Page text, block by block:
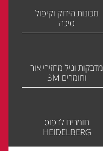
מכונות הידוק וקיפול
סיכה
מדבקות וניל מחזירי אור
וחומרים 3M
חומרים לדפוס
HEIDELBERG